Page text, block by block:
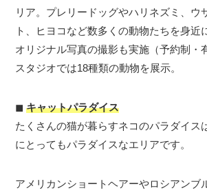
リア。プレリードッグやハリネズミ、ウ
ト、ヒヨコなど数多くの動物たちを身近
オリジナル写真の撮影も実施（予約制・
スタジオでは18種類の動物を展示。
◼︎キャットパラダイス
たくさんの猫が暮らすネコのパラダイス
にとってもパラダイスなエリアです。
アメリカンショートヘアーやロシアンブ